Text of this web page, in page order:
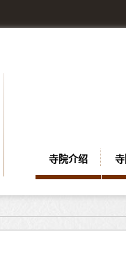
寺院介绍